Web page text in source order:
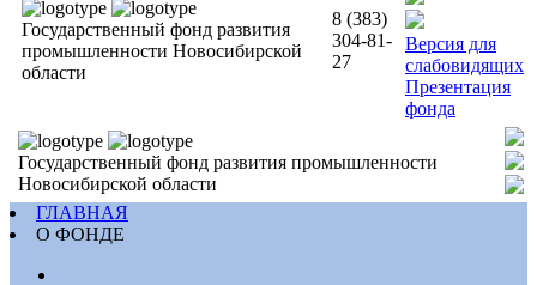
Государственный фонд развития
промышленности Новосибирской
области
8 (383)
304-81-
27
Версия для
слабовидящих
Презентация
фонда
Государственный фонд развития промышленности
Новосибирской области
ГЛАВНАЯ
О ФОНДЕ